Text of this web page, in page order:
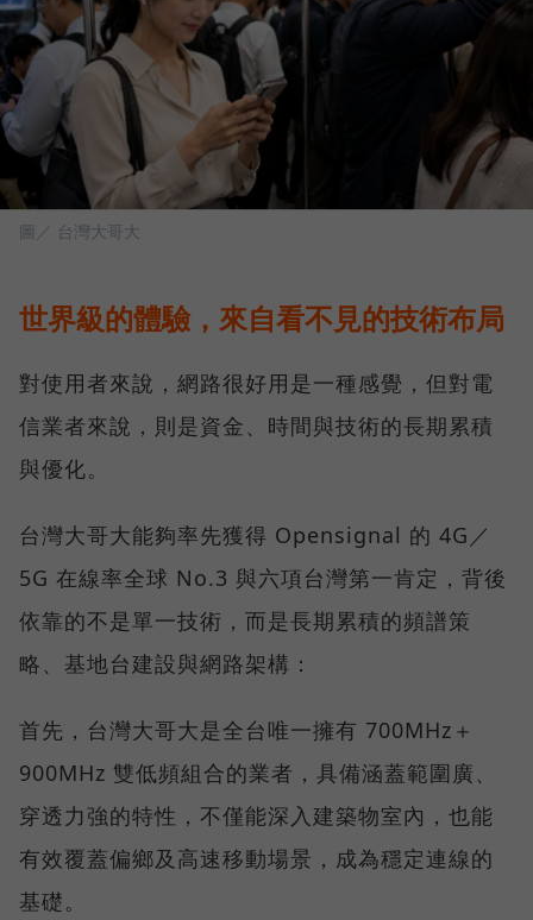
圖／ 台灣大哥大
世界級的體驗，來自看不見的技術布局
對使用者來說，網路很好用是一種感覺，但對電
信業者來說，則是資金、時間與技術的長期累積
與優化。
台灣大哥大能夠率先獲得 Opensignal 的 4G／
5G 在線率全球 No.3 與六項台灣第一肯定，背後
依靠的不是單一技術，而是長期累積的頻譜策
略、基地台建設與網路架構：
首先，台灣大哥大是全台唯一擁有 700MHz＋
900MHz 雙低頻組合的業者，具備涵蓋範圍廣、
穿透力強的特性，不僅能深入建築物室內，也能
有效覆蓋偏鄉及高速移動場景，成為穩定連線的
基礎。